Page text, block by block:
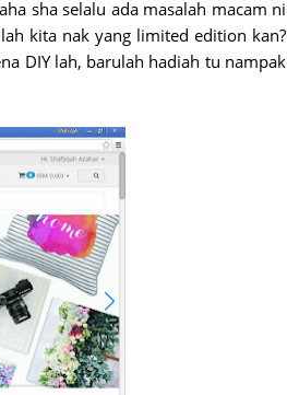
sha selalu ada masalah macam ni
kita nak yang limited edition kan?
DIY lah, barulah hadiah tu nampak